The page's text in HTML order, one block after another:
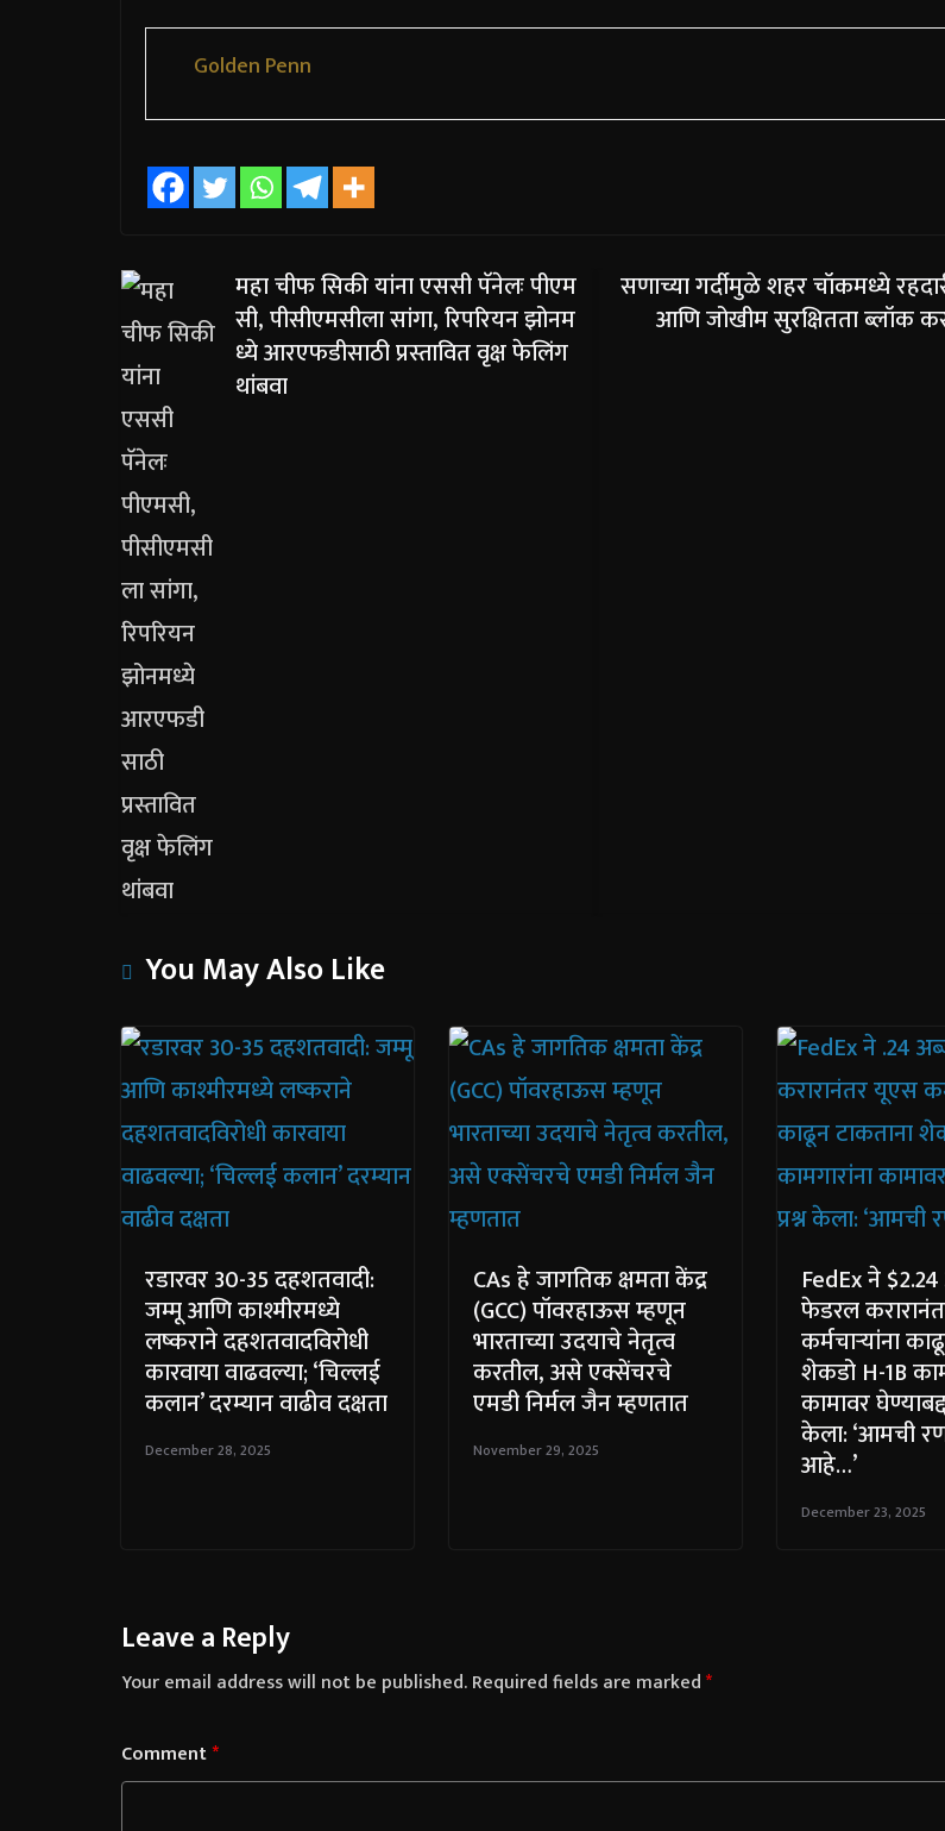
Golden Penn
महा चीफ सिकी यांना एससी पॅनेलः पीएम
सी, पीसीएमसीला सांगा, रिपरियन झोनम
ध्ये आरएफडीसाठी प्रस्तावित वृक्ष फेलिंग
थांबवा
सणाच्या गर्दीमुळे शहर चॉकमध्ये
आणि जोखीम सुरक्षितता ब्लॉक
You May Also Like
रडारवर 30-35 दहशतवादी:
जम्मू आणि काश्मीरमध्ये
लष्कराने दहशतवादविरोधी
कारवाया वाढवल्या; ‘चिल्लई
कलान’ दरम्यान वाढीव दक्षता
December 28, 2025
CAs हे जागतिक क्षमता केंद्र
(GCC) पॉवरहाऊस म्हणून
भारताच्या उदयाचे नेतृत्व
करतील, असे एक्सेंचरचे
एमडी निर्मल जैन म्हणतात
November 29, 2025
FedEx ने
फेडरल
कर्मचाऱ्यांना
शेकडो H-1B
कामावर
केला: ‘आमची
आहे…’
December 23, 2025
Leave a Reply
Your email address will not be published.Required fields are marked*
Comment*